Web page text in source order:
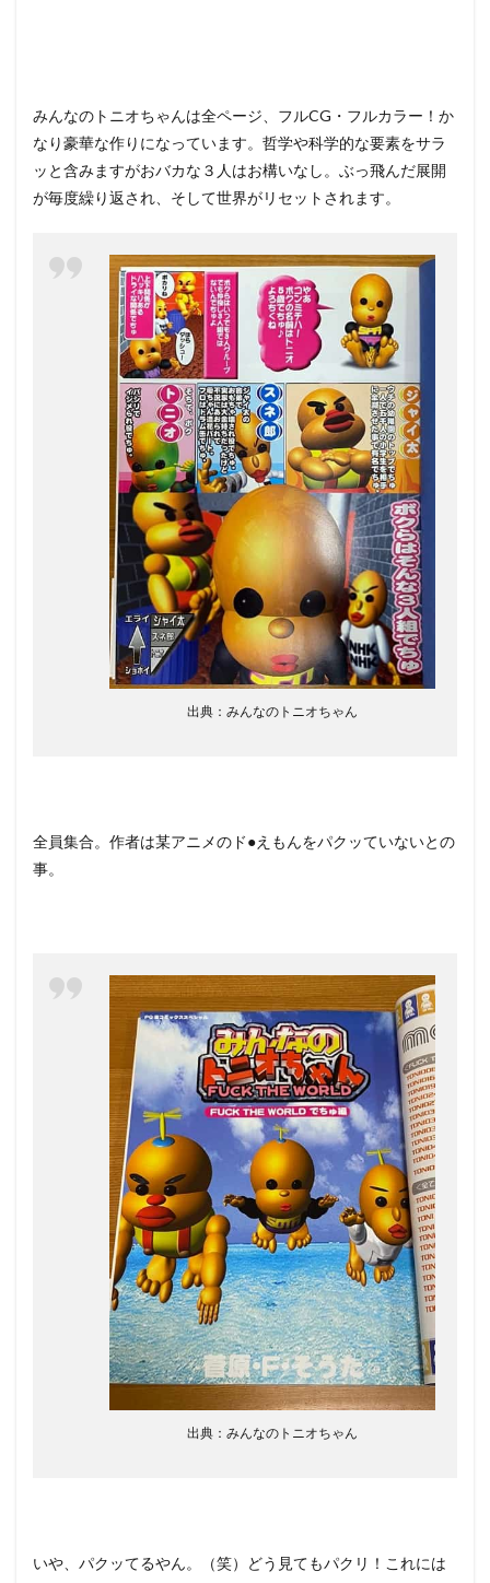
みんなのトニオちゃんは全ページ、フルCG・フルカラー！か
なり豪華な作りになっています。哲学や科学的な要素をサラ
ッと含みますがおバカな３人はお構いなし。ぶっ飛んだ展開
が毎度繰り返され、そして世界がリセットされます。
出典：みんなのトニオちゃん
全員集合。作者は某アニメのド●えもんをパクッていないとの
事。
出典：みんなのトニオちゃん
いや、パクッてるやん。（笑）どう見てもパクリ！これには